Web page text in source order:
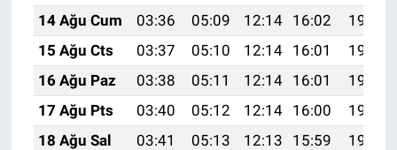
14 Ağu Cum
03:36 05:09 12:14 16:02
19:09
15 Ağu Cts
03:37 05:10 12:14 16:01
19:08
16 Ağu Paz
03:38 05:11 12:14 16:01
19:06
17 Ağu Pts
03:40 05:12 12:14 16:00
19:05
18 Ağu Sal
03:41 05:13 12:13 15:59
19:04